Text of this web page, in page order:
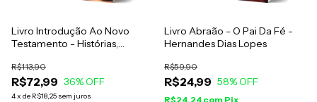
Livro Introdução Ao Novo
Testamento - Histórias,
Eugene Boring - Vol. 1
R$72,99
R$113,90
36% OFF
4x de R$18,25 sem juros
Livro Abraão - O Pai Da Fé -
Hernandes Dias Lopes
R$24,99
R$59,90
58% OFF
R$24,24 com Pix